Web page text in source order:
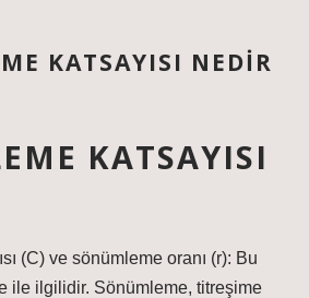
KATSAYISI NEDIR
KATSAYISI
(C) ve sönümleme oranı (r): Bu
ile ilgilidir. Sönümleme, titreşime